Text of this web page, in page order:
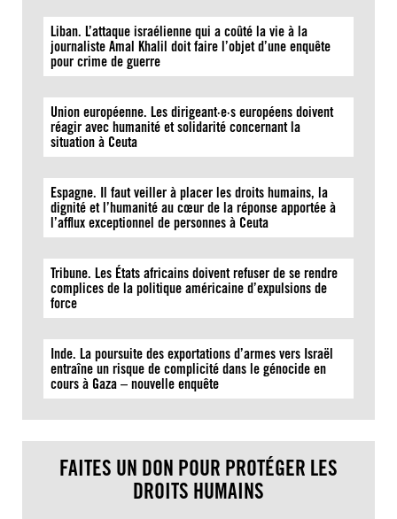
Liban. L’attaque israélienne qui a coûté la vie à la
journaliste Amal Khalil doit faire l’objet d’une enquête
pour crime de guerre
Union européenne. Les dirigeant·e·s européens doivent
réagir avec humanité et solidarité concernant la
situation à Ceuta
Espagne. Il faut veiller à placer les droits humains, la
dignité et l’humanité au cœur de la réponse apportée à
l’afflux exceptionnel de personnes à Ceuta
Tribune. Les États africains doivent refuser de se rendre
complices de la politique américaine d’expulsions de
force
Inde. La poursuite des exportations d’armes vers Israël
entraîne un risque de complicité dans le génocide en
cours à Gaza – nouvelle enquête
FAITES UN DON POUR PROTÉGER LES
DROITS HUMAINS